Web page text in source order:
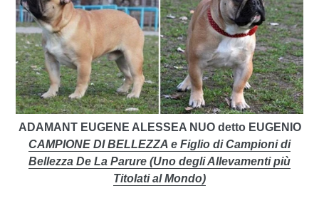
ADAMANT EUGENE ALESSEA NUO detto EUGENIO
CAMPIONE DI BELLEZZA e Figlio di Campioni di
Bellezza De La Parure (Uno degli Allevamenti più
Titolati al Mondo)